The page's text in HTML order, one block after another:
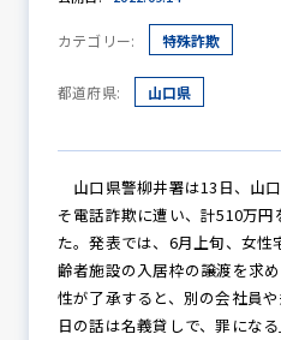
防犯活動
防犯パ
防犯セ
カテゴリー: 特殊詐欺
都道府県: 山口県
山口県警柳井署は13日、山
そ電話詐欺に遭い、計510万
た。発表では、6月上旬、女
齢者施設の入居枠の譲渡を求
性が了承すると、別の会社員
日の話は名義貸しで、罪にな